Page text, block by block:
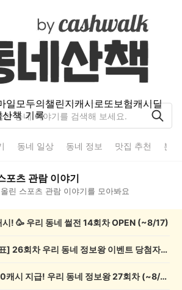
일모두의챌린지캐시로또보험캐시딜
산책 기록
동네 일상 동네 정보 맛집 추천 분
포츠 관람이야기
린 스포츠 관람 이야기를 모아봐요
! 🥳 우리 동네 썰전 14회차 OPEN (~8/17)
💰[당첨자 발표] 26회차 우리 동네 정보왕 이벤트 당첨자를 발표합니다!
💸 전원 2,000캐시 지급! 우리 동네 정보왕 27회차 (~8/10)